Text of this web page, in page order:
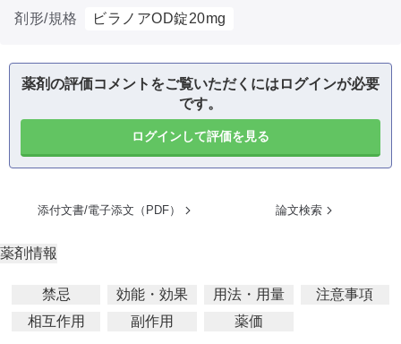
剤形/規格
ビラノアOD錠20mg
薬剤の評価コメントをご覧いただくにはログインが必要
です。
ログインして評価を見る
添付文書/電子添文（PDF） 論文検索
薬剤情報
禁忌 効能・効果 用法・用量
注意事項
相互作用
副作用 薬価